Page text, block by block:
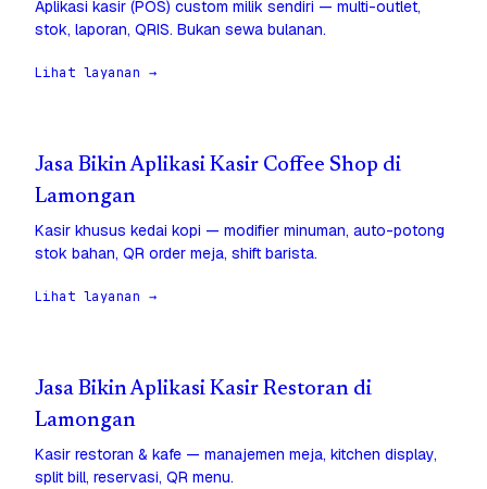
Aplikasi kasir (POS) custom milik sendiri — multi-outlet,
stok, laporan, QRIS. Bukan sewa bulanan.
Lihat layanan →
Jasa Bikin Aplikasi Kasir Coffee Shop di
Lamongan
Kasir khusus kedai kopi — modifier minuman, auto-potong
stok bahan, QR order meja, shift barista.
Lihat layanan →
Jasa Bikin Aplikasi Kasir Restoran di
Lamongan
Kasir restoran & kafe — manajemen meja, kitchen display,
split bill, reservasi, QR menu.